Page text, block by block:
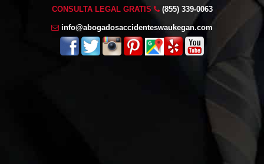
CONSULTA LEGAL GRATIS (855) 339-0063
info@abogadosaccidenteswaukegan.com